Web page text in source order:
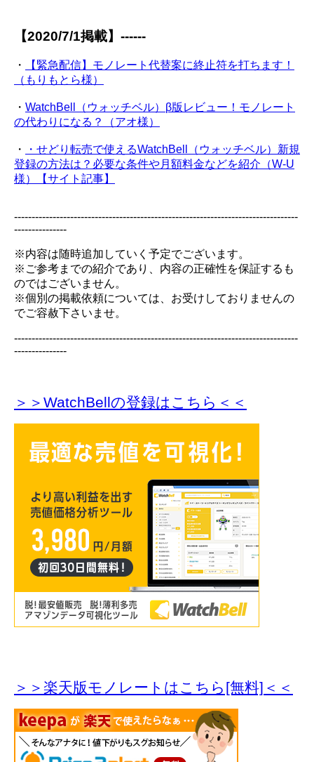
【2020/7/1掲載】------
・
【緊急配信】モノレート代替案に終止符を打ちます！
（もりもとら様）
・ WatchBell（ウォッチベル）β版レビュー！モノレート
の代わりになる？（アオ様）
・
・せどり転売で使えるWatchBell（ウォッチベル）新規
登録の方法は？必要な条件や月額料金などを紹介（W-U
様）【サイト記事】
---------------------------------------------------------------------------------
---------------
※内容は随時追加していく予定でございます。
※ご参考までの紹介であり、内容の正確性を保証するも
のではございません。
※個別の掲載依頼については、お受けしておりませんの
でご容赦下さいませ。
---------------------------------------------------------------------------------
---------------
＞＞WatchBellの登録はこちら＜＜
＞＞楽天版モノレートはこちら[無料]＜＜